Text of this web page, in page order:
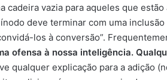
cadeira vazia para aqueles que
deve terminar com uma
los à conversão”.
ofensa à nossa inteligência.
qualquer explicação para a adição